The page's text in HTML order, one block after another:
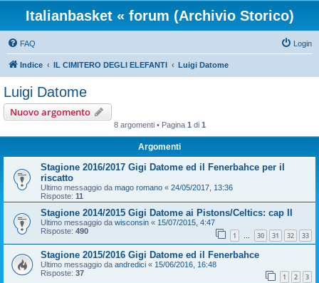
Italianbasket « forum (Archivio Storico)
FAQ Login
Indice IL CIMITERO DEGLI ELEFANTI Luigi Datome
Luigi Datome
Nuovo argomento
8 argomenti • Pagina 1 di 1
Argomenti
Stagione 2016/2017 Gigi Datome ed il Fenerbahce per il
riscatto
Ultimo messaggio da mago romano « 24/05/2017, 13:36
Risposte: 11
Stagione 2014/2015 Gigi Datome ai Pistons/Celtics: cap II
Ultimo messaggio da wisconsin « 15/07/2015, 4:47
Risposte: 490 1 … 30 31 32 33
Stagione 2015/2016 Gigi Datome ed il Fenerbahce
Ultimo messaggio da andredici « 15/06/2016, 16:48
Risposte: 37 1 2 3